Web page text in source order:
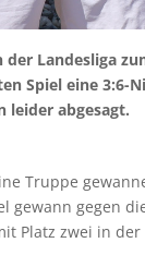
Landesliga
Spiel eine 3:6-
leider abgesagt.
Truppe
gewann gegen
Platz zwei in